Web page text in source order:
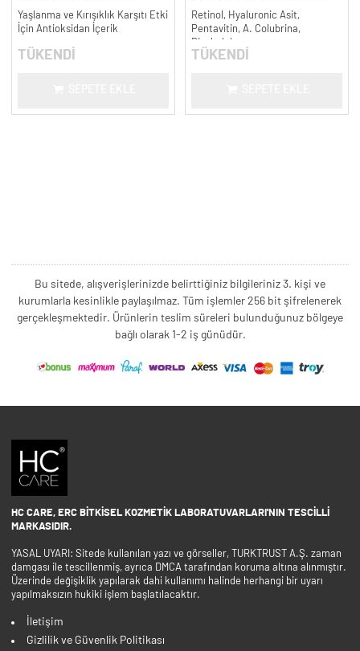
Yaşlanma ve Kırışıklık Karşıtı Etki
İçin Antioksidan İçerik
TÜKENDİ
Retinol, Hyaluronic Asit,
Pentavitin, A. Colubrina,
Bisabolol
TÜKENDİ
Bu sitede, alışverişlerinizde belirttiğiniz bilgileriniz 3. kişi ve
kurumlarla kesinlikle paylaşılmaz. Tüm işlemler 256 bit şifrelenerek
gerçekleşmektedir. Ürünlerin teslim süreleri bulunduğunuz bölgeye
bağlı olarak 1-2 iş günüdür.
HC CARE, ERC BITKISEL KOZMETIK LABORATUVARLARI'NIN TESCILLI
MARKASIDIR.
YASAL UYARI: Sitede kullanılan yazı ve görseller, TURKTRUST A.Ş. zaman
damgası ile tescillenmiş, ayrıca DMCA tarafından koruma altına alınmıştır.
Üzerinde değişiklik yapılarak dahi kullanımı halinde herhangi bir uyarı
yapılmaksızın hukiki işlem başlatılacaktır.
İletişim
Gizlilik ve Güvenlik Politikası